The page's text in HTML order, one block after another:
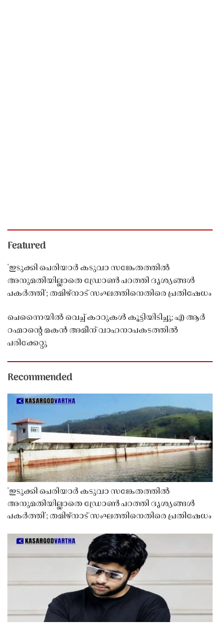
Featured
'ഇടുക്കി പെരിയാർ കടുവാ സങ്കേതത്തിൽ
അനുമതിയില്ലാതെ ഡ്രോൺ പറത്തി ദൃശ്യങ്ങൾ
പകർത്തി'; തമിഴ്നാട് സംഘത്തിനെതിരെ പ്രതിഷേധം
ചെന്നൈയിൽ വെച്ച് കാറുകൾ കൂട്ടിയിടിച്ചു; എ ആർ
റഹ്മാൻ്റെ മകൻ അമീന് വാഹനാപകടത്തിൽ
പരിക്കേറ്റു
Recommended
'ഇടുക്കി പെരിയാർ കടുവാ സങ്കേതത്തിൽ
അനുമതിയില്ലാതെ ഡ്രോൺ പറത്തി ദൃശ്യങ്ങൾ
പകർത്തി'; തമിഴ്നാട് സംഘത്തിനെതിരെ പ്രതിഷേധം